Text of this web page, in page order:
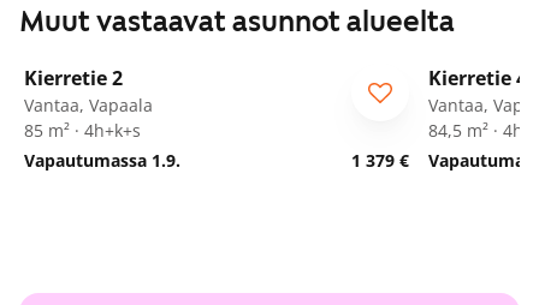
Muut vastaavat asunnot alueelta
Kierretie 2
Vantaa, Vapaala
85 m² · 4h+k+s
Vapautumassa 1.9.
1 379 €
Kierretie 4
Vantaa,
84,5 m² ·